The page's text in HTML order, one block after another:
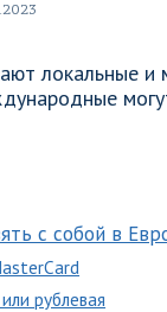
локальные
с собой в
рублевая